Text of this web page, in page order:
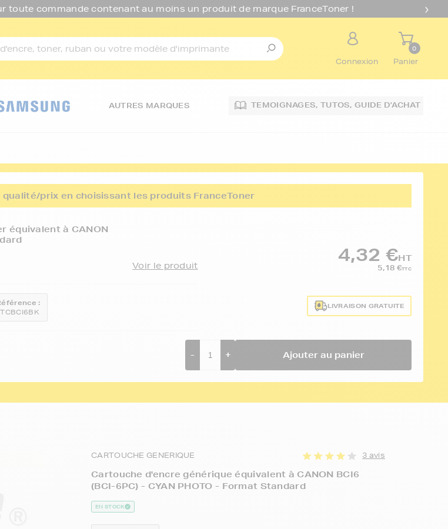
toute commande contenant au moins un produit de marque FranceToner !
Connexion
0
Panier
AUTRES MARQUES TEMOIGNAGES, TUTOS,GUIDE D'ACHAT
prix en choisissant les produits FranceToner
équivalent à CANON
Voir le produit
:
4,32 €HT
5,18 €TTC
LIVRAISON GRATUITE
- + Ajouter au panier
CARTOUCHE GENERIQUE 3 avis
Cartouche d'encre générique équivalent à CANON BCI6
(BCI-6PC) - CYAN PHOTO - Format Standard
EN STOCK